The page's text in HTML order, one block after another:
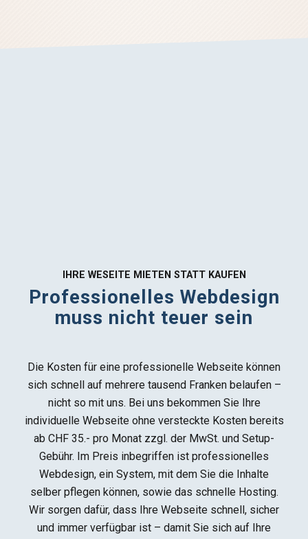
IHRE WESEITE MIETEN STATT KAUFEN
Professionelles Webdesign
muss nicht teuer sein
Die Kosten für eine professionelle Webseite können
sich schnell auf mehrere tausend Franken belaufen –
nicht so mit uns. Bei uns bekommen Sie Ihre
individuelle Webseite ohne versteckte Kosten bereits
ab CHF 35.- pro Monat zzgl. der MwSt. und Setup-
Gebühr. Im Preis inbegriffen ist professionelles
Webdesign, ein System, mit dem Sie die Inhalte
selber pflegen können, sowie das schnelle Hosting.
Wir sorgen dafür, dass Ihre Webseite schnell, sicher
und immer verfügbar ist – damit Sie sich auf Ihre